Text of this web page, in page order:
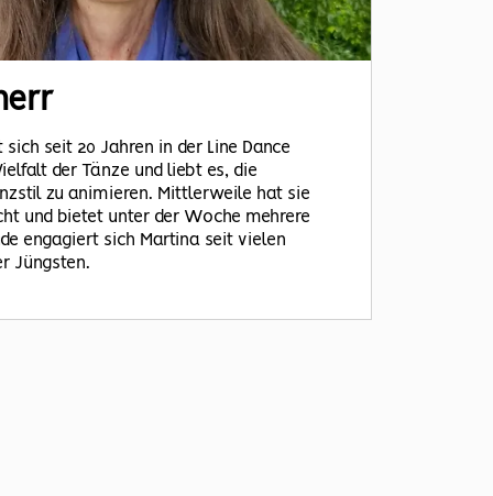
seit 20 Jahren in der Line Dance
der Tänze und liebt es, die
zu animieren. Mittlerweile hat sie
und bietet unter der Woche mehrere
engagiert sich Martina seit vielen
Jüngsten.